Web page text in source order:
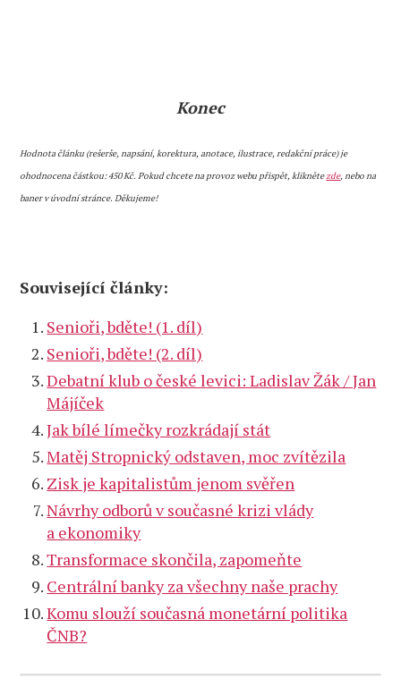
Konec
Hodnota článku (rešerše, napsání, korektura, anotace, ilustrace, redakční práce) je
ohodnocena částkou: 450 Kč. Pokud chcete na provoz webu přispět, kliknětezde, nebo na
baner v úvodní stránce. Děkujeme!
Související články:
Senioři, bděte! (1. díl)
Senioři, bděte! (2. díl)
Debatní klub o české levici: Ladislav Žák / Jan
Májíček
Jak bílé límečky rozkrádají stát
Matěj Stropnický odstaven, moc zvítězila
Zisk je kapitalistům jenom svěřen
Návrhy odborů v současné krizi vlády
a ekonomiky
Transformace skončila, zapomeňte
Centrální banky za všechny naše prachy
Komu slouží současná monetární politika
ČNB?